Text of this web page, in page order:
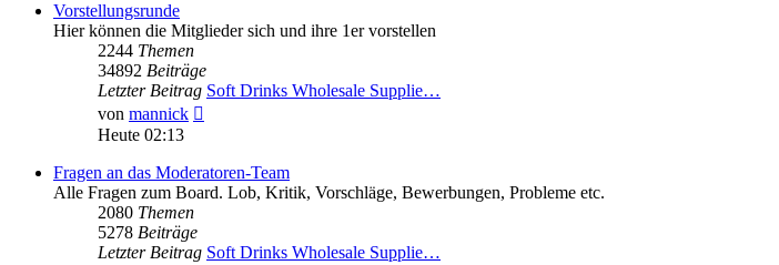
Vorstellungsrunde
Hier können die Mitglieder sich und ihre 1er vorstellen
2244 Themen
34892 Beiträge
Letzter Beitrag Soft Drinks Wholesale Supplie…
von mannick
Heute 02:13
Fragen an das Moderatoren-Team
Alle Fragen zum Board. Lob, Kritik, Vorschläge, Bewerbungen, Probleme etc.
2080 Themen
5278 Beiträge
Letzter Beitrag Soft Drinks Wholesale Supplie…